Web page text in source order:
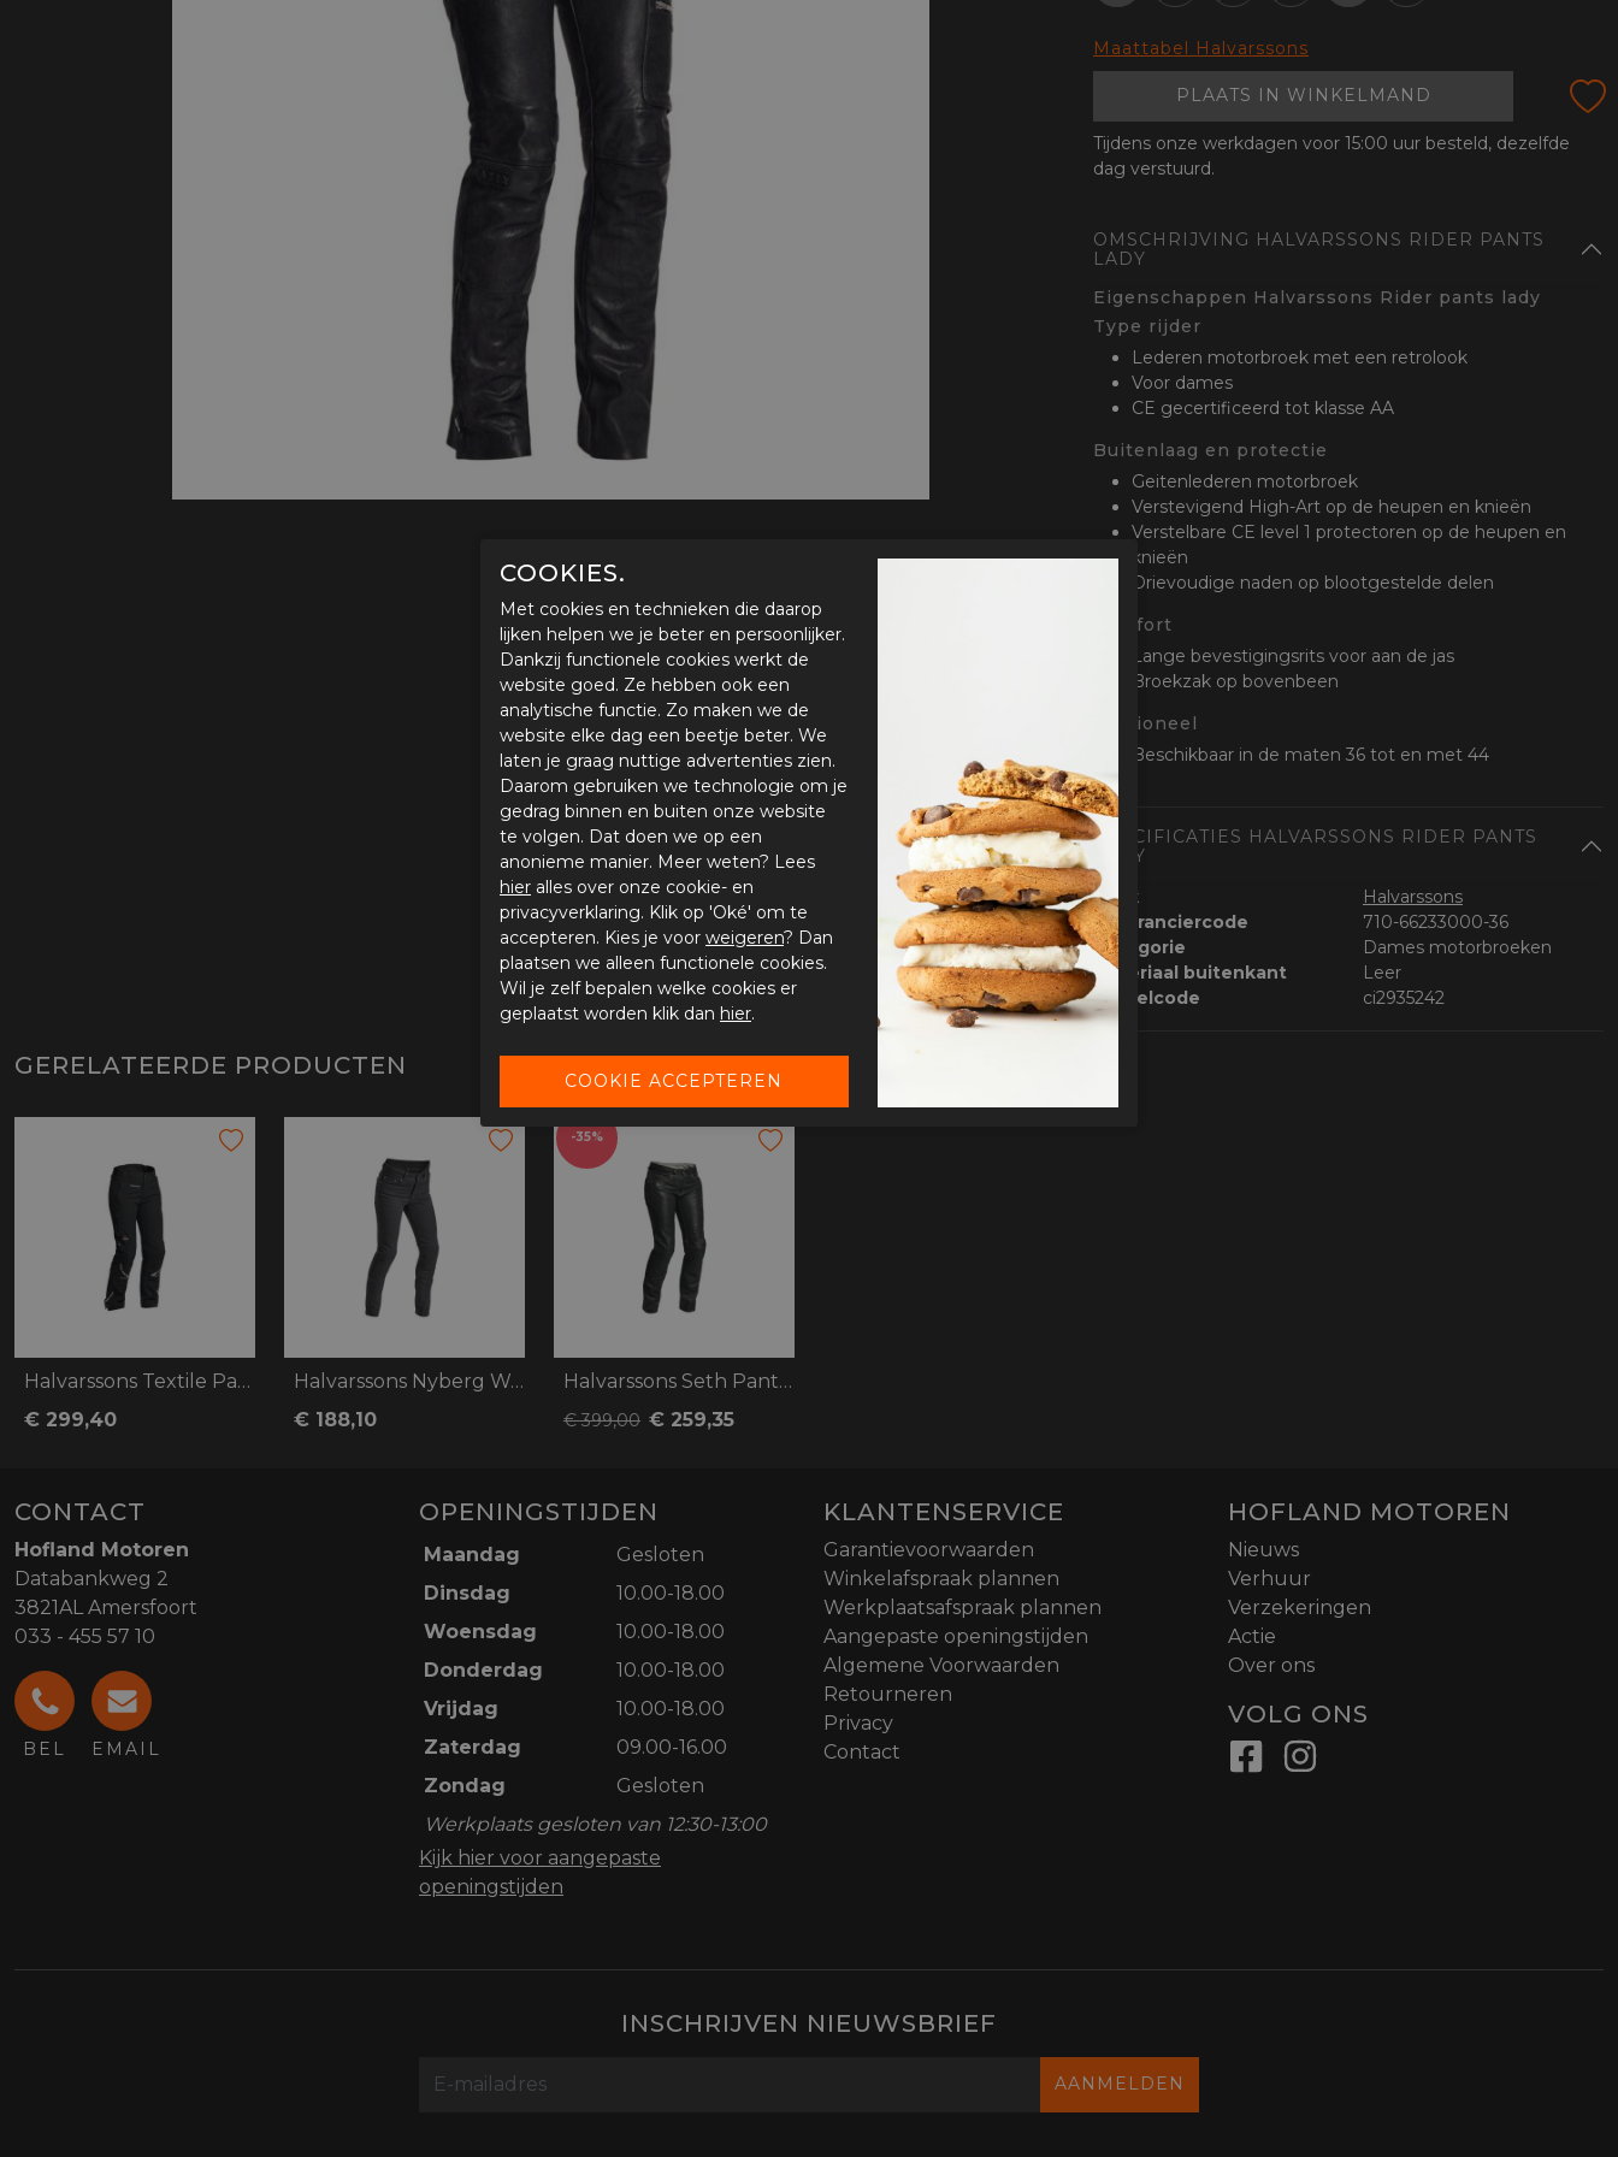
Sloten
TelefoonMaattabel Halvarssons
PLAATS IN WINKELMAND
Tijdens onze werkdagen voor 15:00 uur besteld, dezelfde
dag verstuurd.
OMSCHRIJVING HALVARSSONS RIDER PANTS
LADY
Eigenschappen Halvarssons Rider pants lady
Type rijder
Lederen motorbroek met een retrolook
Voor dames
CE gecertificeerd tot klasse AA
Buitenlaag en protectie
Geitenlederen motorbroek
Verstevigend High-Art op de heupen en knieën
Verstelbare CE level 1 protectoren op de heupen en
knieën
Drievoudige naden op blootgestelde delen
Comfort
Lange bevestigingsrits voor aan de jas
Broekzak op bovenbeen
Optioneel
Beschikbaar in de maten 36 tot en met 44
SPECIFICATIES HALVARSSONS RIDER PANTS
LADY
Merk
Halvarssons
Leveranciercode
710-66233000-36
Categorie
Dames motorbroeken
Materiaal buitenkant
Leer
Bestelcode
ci2935242
GERELATEERDE PRODUCTEN
Halvarssons Textile Pants Wish
€ 299,40
Halvarssons Nyberg Woman
€ 188,10
-35%
Halvarssons Seth Pants Lady
€ 399,00 € 259,35
CONTACT
Hofland Motoren
Databankweg 2
3821AL Amersfoort
033 - 455 57 10
BEL EMAIL
OPENINGSTIJDEN
Maandag
Gesloten
Dinsdag
10.00-18.00
Woensdag
10.00-18.00
Donderdag
10.00-18.00
Vrijdag
10.00-18.00
Zaterdag
09.00-16.00
Zondag
Gesloten
Werkplaats gesloten van 12:30-13:00
Kijk hier voor aangepaste
openingstijden
KLANTENSERVICE
Garantievoorwaarden
Winkelafspraak plannen
Werkplaatsafspraak plannen
Aangepaste openingstijden
Algemene Voorwaarden
Retourneren
Privacy
Contact
HOFLAND MOTOREN
Nieuws
Verhuur
Verzekeringen
Actie
Over ons
VOLG ONS
INSCHRIJVEN NIEUWSBRIEF
AANMELDEN
COOKIES.
Met cookies en technieken die daarop
lijken helpen we je beter en persoonlijker.
Dankzij functionele cookies werkt de
website goed. Ze hebben ook een
analytische functie. Zo maken we de
website elke dag een beetje beter. We
laten je graag nuttige advertenties zien.
Daarom gebruiken we technologie om je
gedrag binnen en buiten onze website
te volgen. Dat doen we op een
anonieme manier. Meer weten? Lees
hier alles over onze cookie- en
privacyverklaring. Klik op 'Oké' om te
accepteren. Kies je voor weigeren? Dan
plaatsen we alleen functionele cookies.
Wil je zelf bepalen welke cookies er
geplaatst worden klik dan hier.